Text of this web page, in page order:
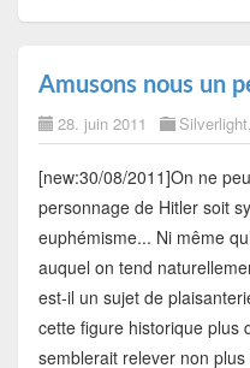
Amusons nous un
28. juin 2011 Silverlight,
[new:30/08/2011]On ne
personnage de Hitler soit
euphémisme... Ni même
auquel on tend
est-il un sujet de
cette figure historique plus
semblerait relever non